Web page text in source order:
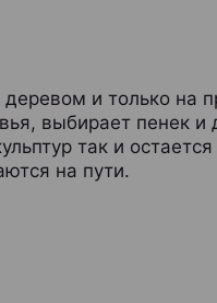
и только на
выбирает пенек и
так и остается
на пути.